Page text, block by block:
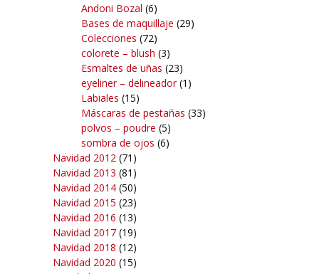
Andoni Bozal (6)
Bases de maquillaje (29)
Colecciones (72)
colorete – blush (3)
Esmaltes de uñas (23)
eyeliner – delineador(1)
Labiales (15)
Máscaras de pestañas (33)
polvos – poudre (5)
sombra de ojos (6)
Navidad 2012 (71)
Navidad 2013 (81)
Navidad 2014 (50)
Navidad 2015 (23)
Navidad 2016 (13)
Navidad 2017 (19)
Navidad 2018 (12)
Navidad 2020 (15)